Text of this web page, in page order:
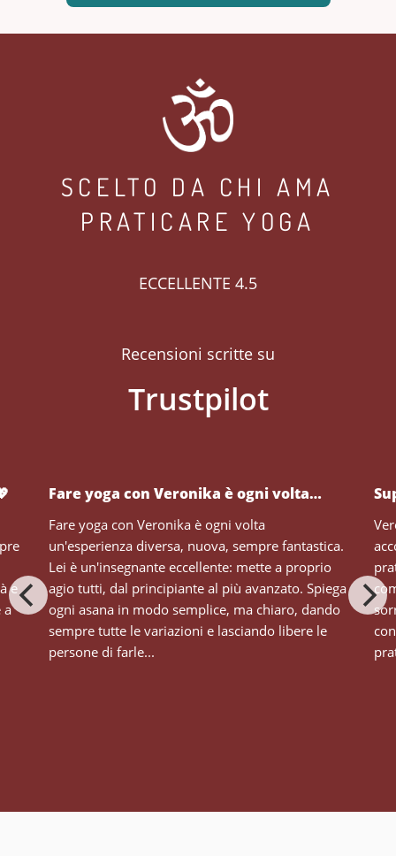
SCELTO DA CHI AMA
PRATICARE YOGA
ECCELLENTE 4.5
Recensioni scritte su
Fare yoga con Veronika è ogni volta…
Fare yoga con Veronika è ogni volta
un'esperienza diversa, nuova, sempre fantastica.
Lei è un'insegnante eccellente: mette a proprio
agio tutti, dal principiante al più avanzato. Spiega
ogni asana in modo semplice, ma chiaro, dando
sempre tutte le variazioni e lasciando libere le
persone di farle...
e
a